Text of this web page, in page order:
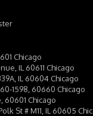
Chicago
IL 60611 Chicago
IL 60604 Chicago
1598, 60660 Chicago
60601 Chicago
St # M11, IL 60605